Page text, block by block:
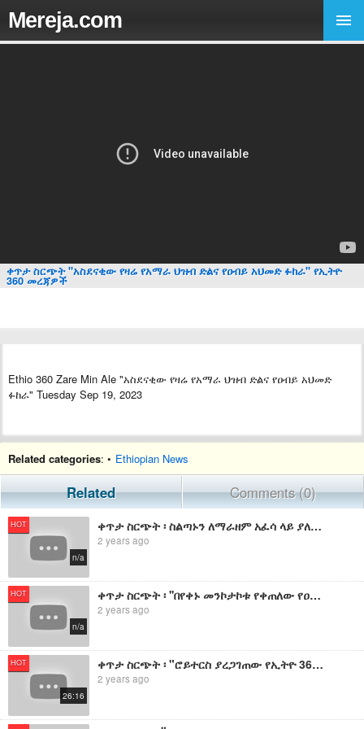
Mereja.com
ቀጥታ ስርጭት "አስደናቂው የዛሬ የአማራ ህዝብ ድልና የዐብይ አህመድ ፉከራ" የኢትዮ
360 መረጃዎች
Ethio 360 Zare Min Ale "አስደናቂው የዛሬ የአማራ ህዝብ ድልና የዐብይ አህመድ
ፉከራ" Tuesday Sep 19, 2023
Related categories: • Ethiopian News
Related Comments (0)
HOT
n/a
ቀጥታ ስርጭት ፡ ስልጣኑን ለማራዘም አፈሳ ላይ ያለው የዐብይ አህመድ አገዛዝና ለድል የተቃረበው የአማራ ሕዝብ ትግል ፡ የኢትዮ 360 መረጃዎች
2 years ago
HOT
n/a
ቀጥታ ስርጭት ፡ ''በየቀኑ መንኮታኮቱ የቀጠለው የዐብይ አህመድ አገዛዝ እና ድል የሰመረለት የአማራ ህዝብ ትግል! ፡ የኢትዮ 360 መረጃዎች
2 years ago
HOT
26:16
ቀጥታ ስርጭት ፡ "ሮይተርስ ያረጋገጠው የኢትዮ 360 መረጃ እና የዐብይ አህመድ አዲስ ኦፕሬሽን " ፡ የኢትዮ 360 መረጃዎች እና ትንታኔ
2 years ago